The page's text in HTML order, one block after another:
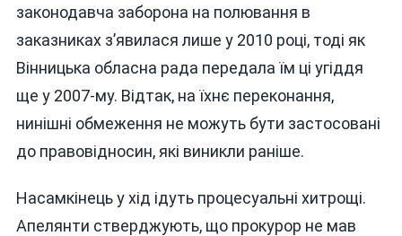
законодавча заборона на полювання в
заказниках з’явилася лише у 2010 році, тоді як
Вінницька обласна рада передала їм ці угіддя
ще у 2007-му. Відтак, на їхнє переконання,
нинішні обмеження не можуть бути застосовані
до правовідносин, які виникли раніше.
Насамкінець у хід ідуть процесуальні хитрощі.
Апелянти стверджують, що прокурор не мав